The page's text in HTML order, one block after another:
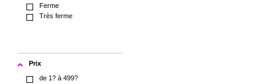
Ferme
Très ferme
Prix
de 1? à 499?